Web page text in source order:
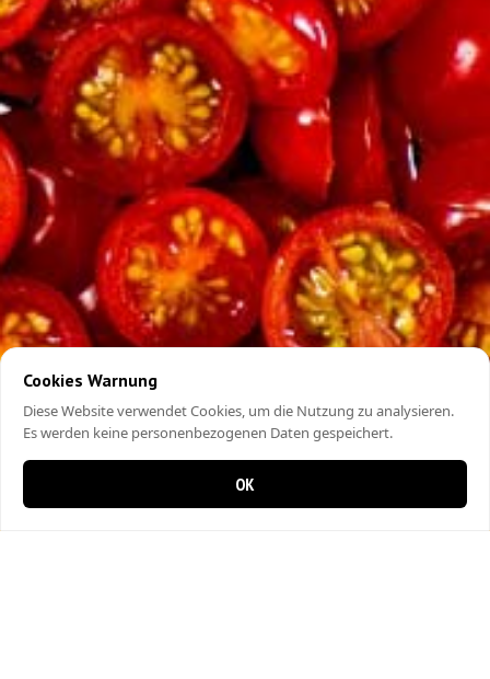
Cookies Warnung
Diese Website verwendet Cookies, um die Nutzung zu analysieren.
Es werden keine personenbezogenen Daten gespeichert.
OK